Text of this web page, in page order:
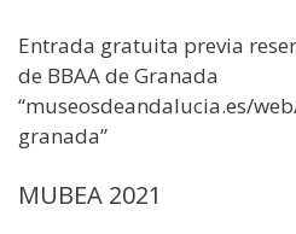
Entrada gratuita previa
de BBAA de Granada
“museosdeandalucia.es/
granada”
MUBEA 2021